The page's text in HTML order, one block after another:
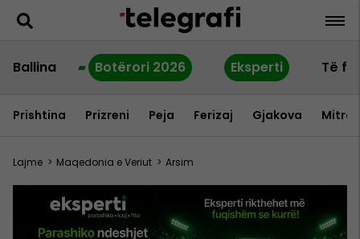
Ballina Botërori 2026 Eksperti Të
Prishtina Prizreni Peja Ferizaj Gjakova
Lajme > Maqedonia e Veriut > Arsim